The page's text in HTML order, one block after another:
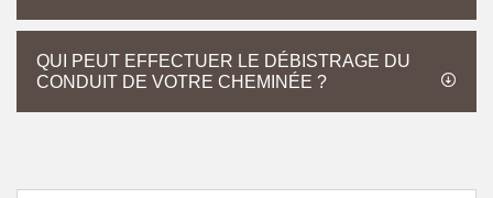
QUI PEUT EFFECTUER LE DÉBISTRAGE DU
CONDUIT DE VOTRE CHEMINÉE ?